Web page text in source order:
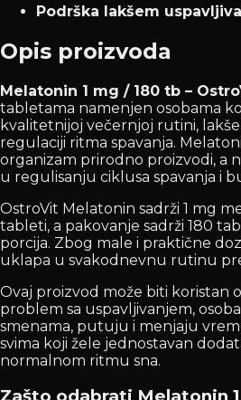
Podrška lakšem
Opis proizvoda
Melatonin 1 mg / 180 tb –
tabletama namenjen osobama
kvalitetnijoj večernjoj rutini,
regulaciji ritma spavanja.
organizam prirodno proizvodi, a
u regulisanju ciklusa spavanja i
OstroVit Melatonin sadrži 1 mg
tableti, a pakovanje sadrži 180
porcija. Zbog male i praktične
uklapa u svakodnevnu rutinu
Ovaj proizvod može biti koristan
problem sa uspavljivanjem,
smenama, putuju i menjaju
svima koji žele jednostavan
normalnom ritmu sna.